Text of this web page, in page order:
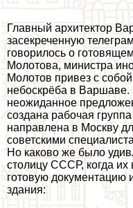
Главный архитектор
засекреченную
говорилось о
Молотова, министра
Молотов привез с
небоскрёба в
неожиданное
создана рабочая
направлена в Москву
советскими
Но каково же было
столицу СССР, когда
готовую документацию
здания: